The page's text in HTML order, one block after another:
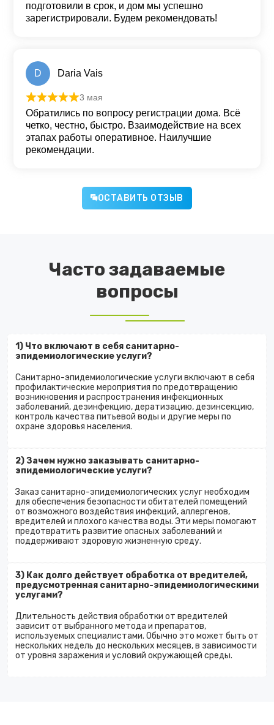
подготовили в срок, и дом мы успешно
зарегистрировали. Будем рекомендовать!
D Daria Vais
Оценка 5из 5
3 мая
Обратились по вопросу регистрации дома. Всё
четко, честно, быстро. Взаимодействие на всех
этапах работы оперативное. Наилучшие
рекомендации.
ОСТАВИТЬ ОТЗЫВ
Часто задаваемые
вопросы
1) Что включают в себя санитарно-
эпидемиологические услуги?
Санитарно-эпидемиологические услуги включают в себя
профилактические мероприятия по предотвращению
возникновения и распространения инфекционных
заболеваний, дезинфекцию, дератизацию, дезинсекцию,
контроль качества питьевой воды и другие меры по
охране здоровья населения.
2) Зачем нужно заказывать санитарно-
эпидемиологические услуги?
Заказ санитарно-эпидемиологических услуг необходим
для обеспечения безопасности обитателей помещений
от возможного воздействия инфекций, аллергенов,
вредителей и плохого качества воды. Эти меры помогают
предотвратить развитие опасных заболеваний и
поддерживают здоровую жизненную среду.
3) Как долго действует обработка от вредителей,
предусмотренная санитарно-эпидемиологическими
услугами?
Длительность действия обработки от вредителей
зависит от выбранного метода и препаратов,
используемых специалистами. Обычно это может быть от
нескольких недель до нескольких месяцев, в зависимости
от уровня заражения и условий окружающей среды.